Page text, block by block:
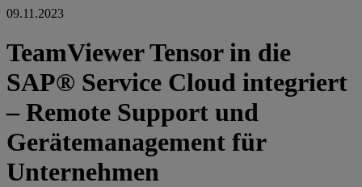
09.11.2023
TeamViewer Tensor in die
SAP® Service Cloud integriert
– Remote Support und
Gerätemanagement für
Unternehmen